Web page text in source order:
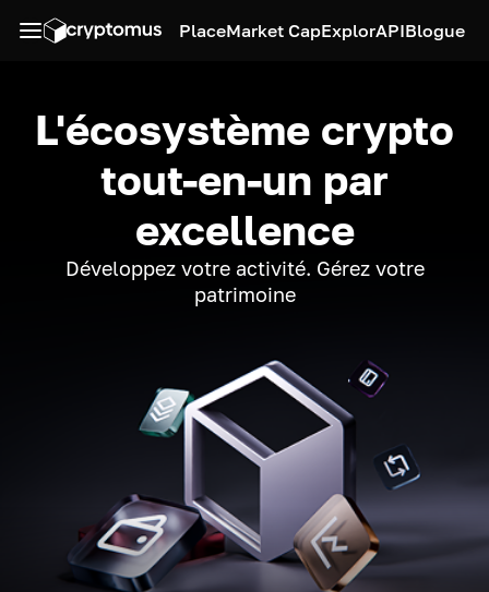
PlaceMarket CapExplorAPIBlogue
L'écosystème crypto
tout-en-un par
excellence
Développez votre activité. Gérez votre
patrimoine